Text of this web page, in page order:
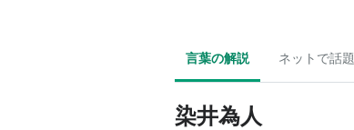
言葉の解説 ネットで話題
染井為人